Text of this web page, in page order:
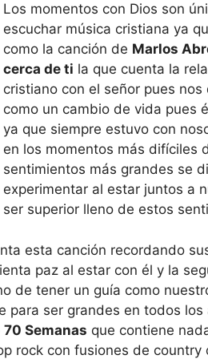
Los momentos con Dios son
escuchar música cristiana ya
como la canción de Marlos
cerca de ti la que cuenta la
cristiano con el señor pues
como un cambio de vida pues
ya que siempre estuvo con
en los momentos más difíciles
sentimientos más grandes se
experimentar al estar juntos a
ser superior lleno de estos
esta canción recordando
paz al estar con él y la
de tener un guía como
para ser grandes en todos
70 Semanas que contiene
rock con fusiones de